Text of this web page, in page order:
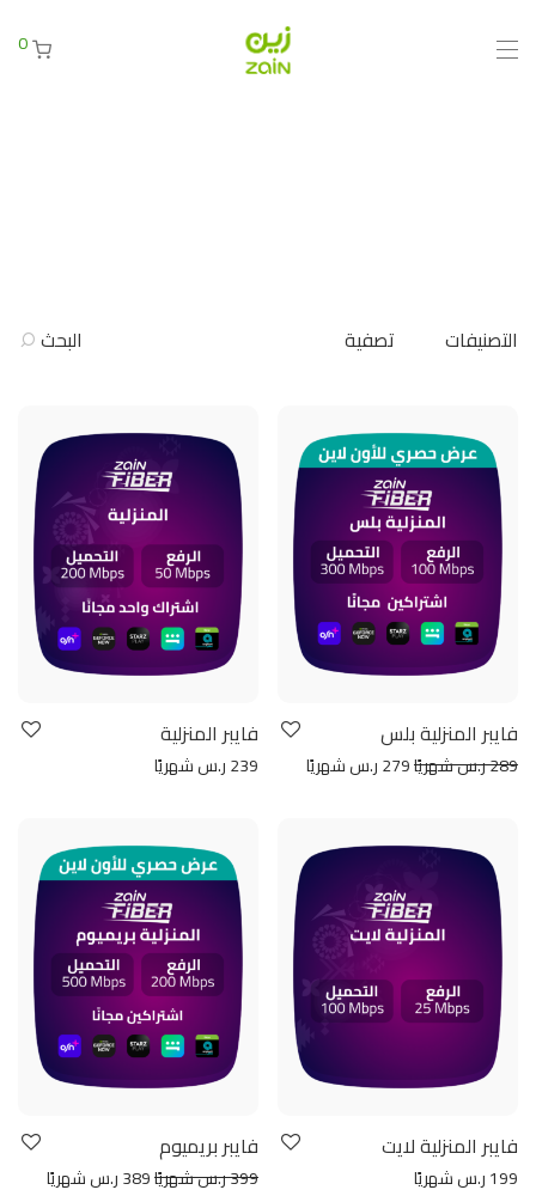
0
التصنيفات تصفية البحث
فايبر المنزلية بلس
289 ر.س شهريًا
فايبر المنزلية
239 ر.س شهريًا
فايبر المنزلية لايت
199 ر.س شهريًا
فايبر بريميوم
399 ر.س شهريًا